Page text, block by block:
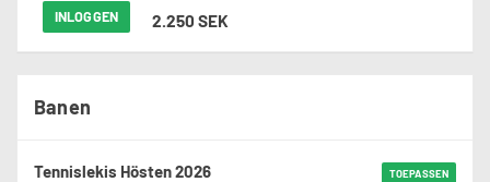
INLOGGEN 2.250 SEK
Banen
TOEPASSEN
Tennislekis Hösten 2026